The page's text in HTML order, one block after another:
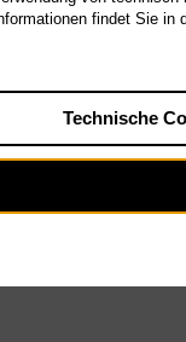
findet Sie in
Technische